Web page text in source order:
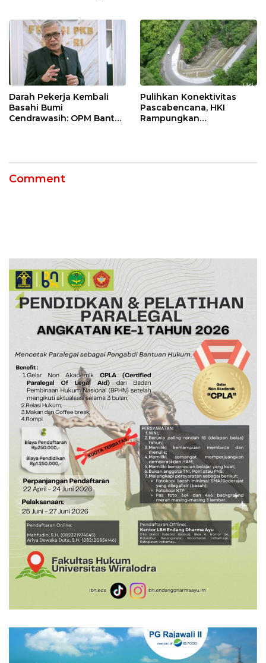
Keselamatan Kerja
Darah Pekerja Kembali
Basahi Bumi
Cendrawasih: OPM Bantai
Pulihkan Konektivitas
Pascabencana, HKI
Rampungkan
Comment